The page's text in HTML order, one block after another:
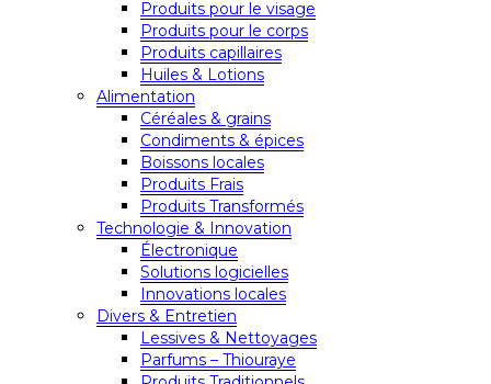
Produits pour le visage
Produits pour le corps
Produits capillaires
Huiles & Lotions
Alimentation
Céréales & grains
Condiments & épices
Boissons locales
Produits Frais
Produits Transformés
Technologie & Innovation
Électronique
Solutions logicielles
Innovations locales
Divers & Entretien
Lessives & Nettoyages
Parfums – Thiouraye